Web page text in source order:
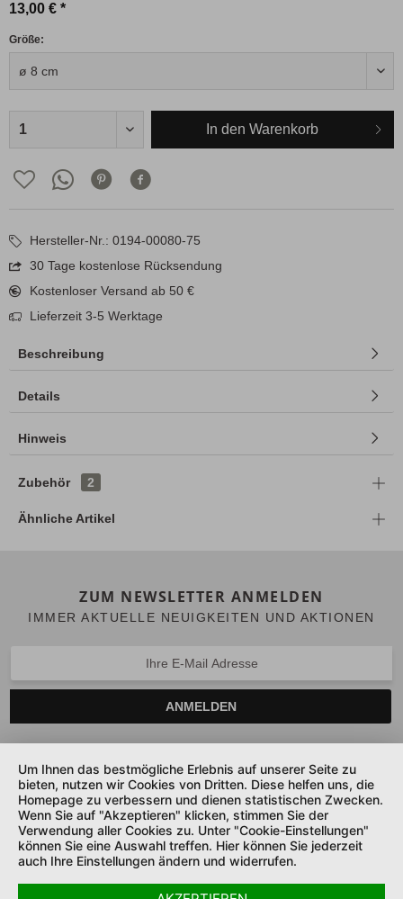
13,00 € *
Größe:
In den Warenkorb
Hersteller-Nr.: 0194-00080-75
30 Tage kostenlose Rücksendung
Kostenloser Versand ab 50 €
Lieferzeit 3-5 Werktage
Beschreibung
Details
Hinweis
Zubehör 2
Ähnliche Artikel
ZUM NEWSLETTER ANMELDEN
IMMER AKTUELLE NEUIGKEITEN UND AKTIONEN
ANMELDEN
SERVICE HOTLINE
UNTERNEHMEN
SHOP SERVICE
Um Ihnen das bestmögliche Erlebnis auf unserer Seite zu
bieten, nutzen wir Cookies von Dritten. Diese helfen uns, die
Homepage zu verbessern und dienen statistischen Zwecken.
Wenn Sie auf "Akzeptieren" klicken, stimmen Sie der
Verwendung aller Cookies zu. Unter "Cookie-Einstellungen"
können Sie eine Auswahl treffen. Hier können Sie jederzeit
auch Ihre Einstellungen ändern und widerrufen.